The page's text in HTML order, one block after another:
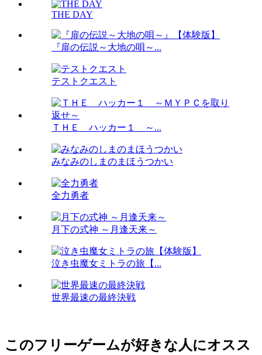
THE DAY
『扉の伝説～大地の唄～...
テストクエスト
ＴＨＥ ハッカー１ ～...
みなみのしまのまほうつかい
全力勇者
月下の式神 ～月逢天来～
泣き虫魔女ミトラの旅【...
世界最速の最終決戦
このフリーゲームが好きな人にオスス